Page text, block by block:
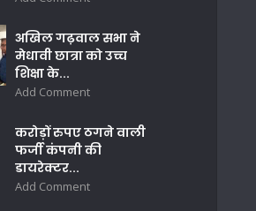
अखिल गढ़वाल सभा ने
मेधावी छात्रा को उच्च
शिक्षा के...
Add Comment
करोड़ों रुपए ठगने वाली
फर्जी कंपनी की
डायरेक्टर...
Add Comment